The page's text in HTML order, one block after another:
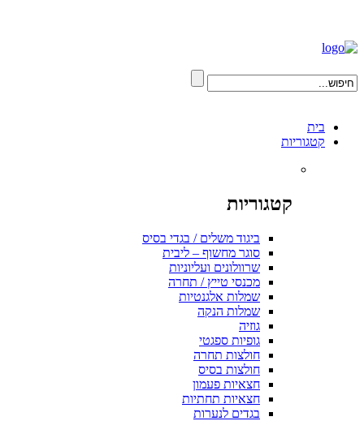
בית
קטגוריות
קטגוריות
ביגוד משלים / בגדי בסיס
סוגר מחשוף – ליבית
שרוולונים ועליוניות
מכנסי טייץ / תחרה
שמלות אלגנטיות
שמלות הנקה
גוזיה
גופיות ספגטי
חולצות תחרה
חולצות בסיס
חצאיות פעמון
חצאיות תחתיות
בגדים לנערות